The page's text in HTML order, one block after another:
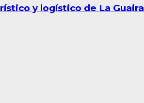
y logístico de La Guaira